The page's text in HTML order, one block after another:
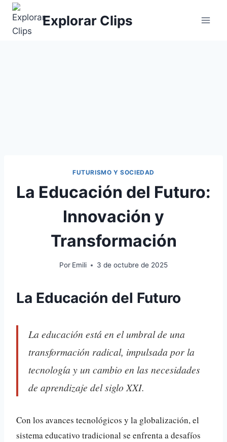
Saltar
contenido
Explorar Clips
FUTURISMO Y SOCIEDAD
La Educación del Futuro:
Innovación y
Transformación
Por Emili 3 de octubre de 2025
La Educación del Futuro
La educación está en el umbral de una
transformación radical, impulsada por la
tecnología y un cambio en las necesidades
de aprendizaje del siglo XXI.
Con los avances tecnológicos y la globalización, el
sistema educativo tradicional se enfrenta a desafíos